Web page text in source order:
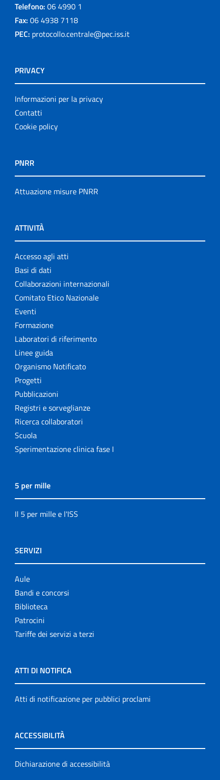
Telefono: 06 4990 1
Fax: 06 4938 7118
PEC: protocollo.centrale@pec.iss.it
PRIVACY
Informazioni per la privacy
Contatti
Cookie policy
PNRR
Attuazione misure PNRR
ATTIVITÀ
Accesso agli atti
Basi di dati
Collaborazioni internazionali
Comitato Etico Nazionale
Eventi
Formazione
Laboratori di riferimento
Linee guida
Organismo Notificato
Progetti
Pubblicazioni
Registri e sorveglianze
Ricerca collaboratori
Scuola
Sperimentazione clinica fase I
5 per mille
Il 5 per mille e l'ISS
SERVIZI
Aule
Bandi e concorsi
Biblioteca
Patrocini
Tariffe dei servizi a terzi
ATTI DI NOTIFICA
Atti di notificazione per pubblici proclami
ACCESSIBILITÀ
Dichiarazione di accessibilità